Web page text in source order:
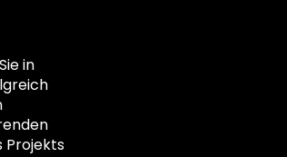
in
Projekts